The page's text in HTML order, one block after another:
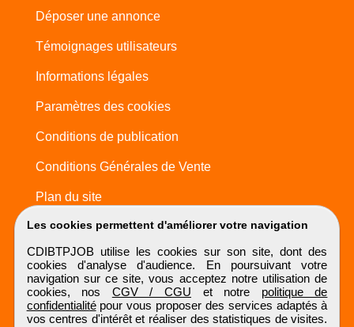
Les cookies permettent d'améliorer votre navigation
CDIBTPJOB utilise les cookies sur son site, dont des
cookies d'analyse d'audience. En poursuivant votre
navigation sur ce site, vous acceptez notre utilisation de
cookies, nos CGV / CGU et notre politique de
confidentialitépour vous proposer des services adaptés à
vos centres d'intérêt et réaliser des statistiques de visites.
Déposer une annonce
Témoignages utilisateurs
Informations légales
Paramètres des cookies
Conditions de publication
Conditions Générales de Vente
Plan du site